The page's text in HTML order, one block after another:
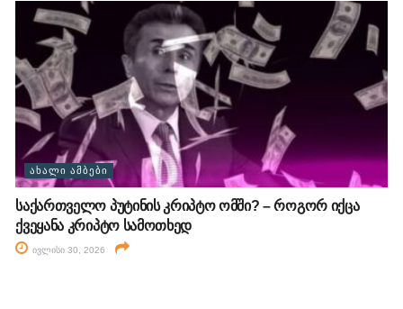
ᲐᲮᲐᲚᲘ ᲐᲛᲑᲔᲑᲘ
საქართველო პუტინის კრიპტო ომში? – როგორ იქცა
ქვეყანა კრიპტო სამოთხედ
ივლისი 30, 2026